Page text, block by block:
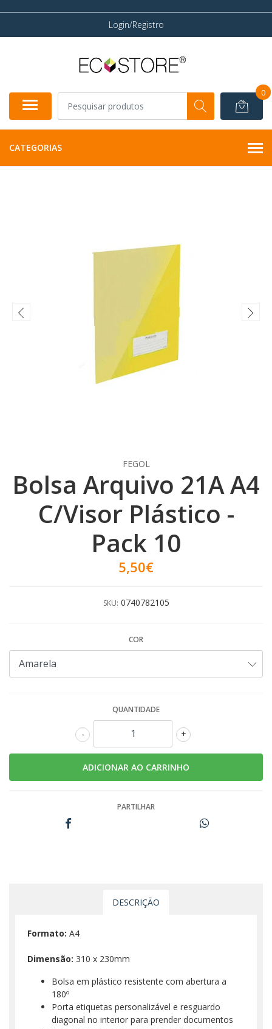
Login/Registro
0
CATEGORIAS
FEGOL
Bolsa Arquivo 21A A4
C/Visor Plástico -
Pack 10
5,50€
SKU: 0740782105
COR
QUANTIDADE
+
-
PARTILHAR
DESCRIÇÃO
Formato: A4
Dimensão: 310 x 230mm
Bolsa em plástico resistente com abertura a
180º
Porta etiquetas personalizável e resguardo
diagonal no interior para prender documentos